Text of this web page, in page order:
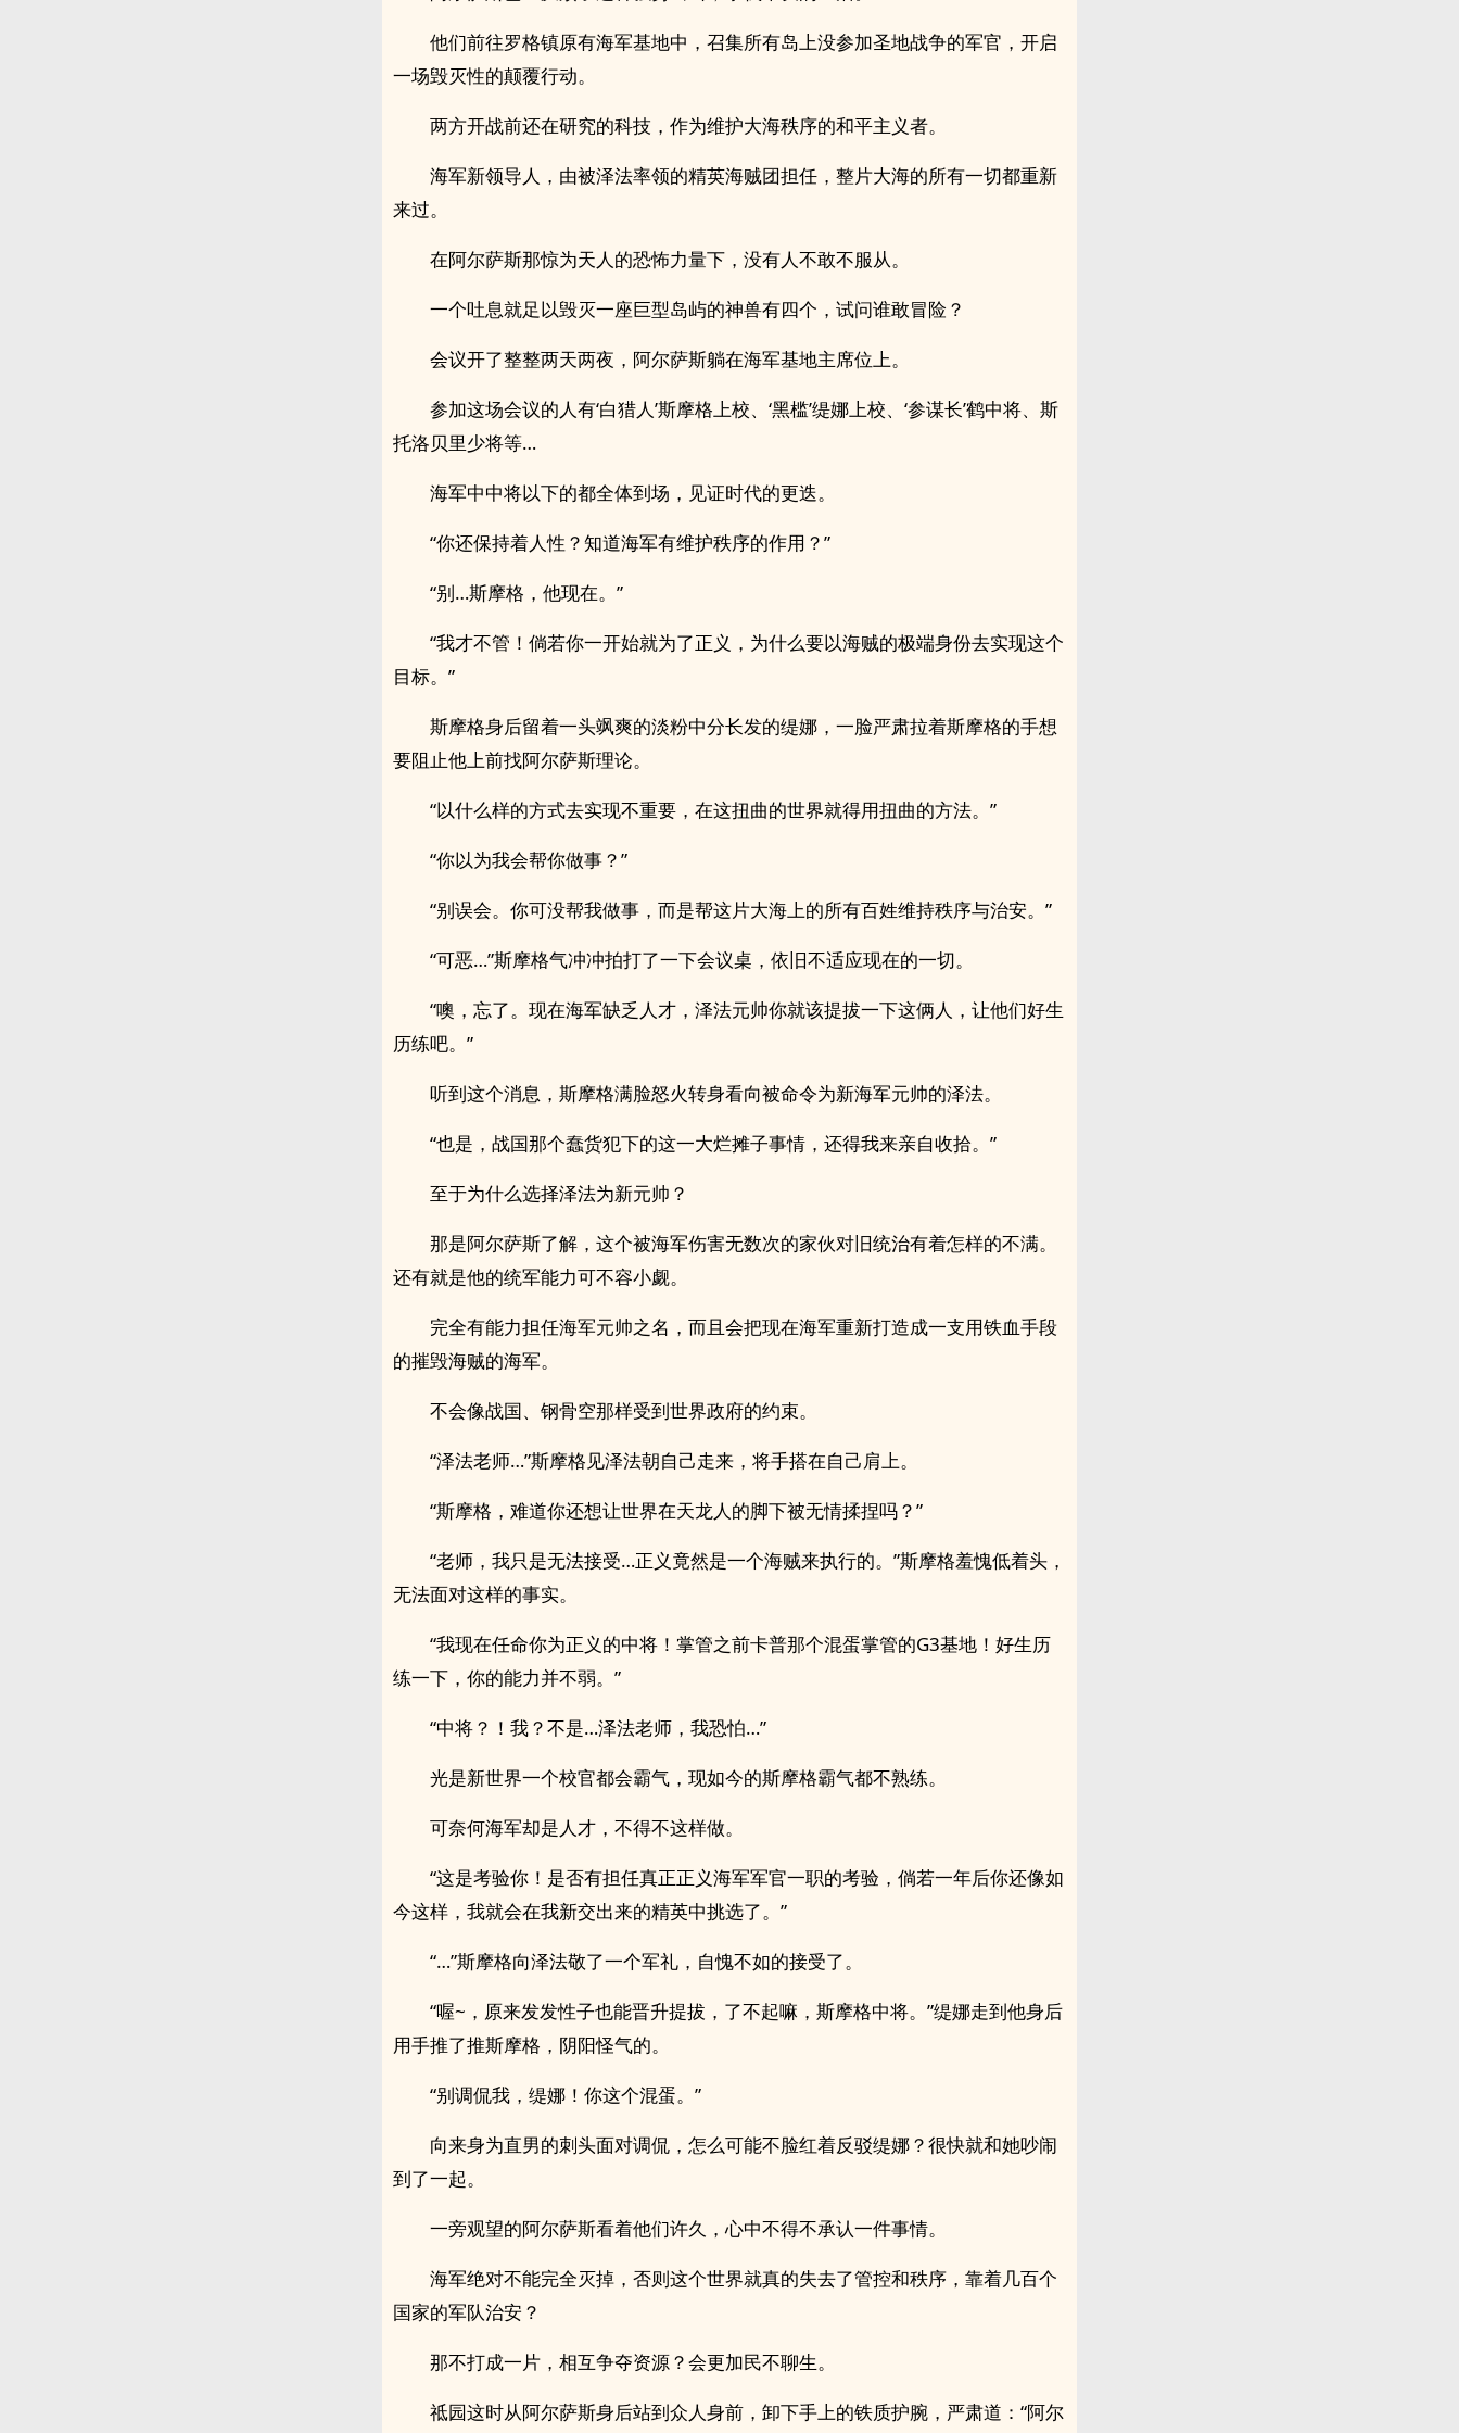
他们前往罗格镇原有海军基地中，召集所有岛上没参加圣地战争的军官，开启
一场毁灭性的颠覆行动。
两方开战前还在研究的科技，作为维护大海秩序的和平主义者。
海军新领导人，由被泽法率领的精英海贼团担任，整片大海的所有一切都重新
来过。
在阿尔萨斯那惊为天人的恐怖力量下，没有人不敢不服从。
一个吐息就足以毁灭一座巨型岛屿的神兽有四个，试问谁敢冒险？
会议开了整整两天两夜，阿尔萨斯躺在海军基地主席位上。
参加这场会议的人有‘白猎人’斯摩格上校、‘黑槛’缇娜上校、‘参谋长’鹤中将、斯
托洛贝里少将等…
海军中中将以下的都全体到场，见证时代的更迭。
“你还保持着人性？知道海军有维护秩序的作用？”
“别…斯摩格，他现在。”
“我才不管！倘若你一开始就为了正义，为什么要以海贼的极端身份去实现这个
目标。”
斯摩格身后留着一头飒爽的淡粉中分长发的缇娜，一脸严肃拉着斯摩格的手想
要阻止他上前找阿尔萨斯理论。
“以什么样的方式去实现不重要，在这扭曲的世界就得用扭曲的方法。”
“你以为我会帮你做事？”
“别误会。你可没帮我做事，而是帮这片大海上的所有百姓维持秩序与治安。”
“可恶…”斯摩格气冲冲拍打了一下会议桌，依旧不适应现在的一切。
“噢，忘了。现在海军缺乏人才，泽法元帅你就该提拔一下这俩人，让他们好生
历练吧。”
听到这个消息，斯摩格满脸怒火转身看向被命令为新海军元帅的泽法。
“也是，战国那个蠢货犯下的这一大烂摊子事情，还得我来亲自收拾。”
至于为什么选择泽法为新元帅？
那是阿尔萨斯了解，这个被海军伤害无数次的家伙对旧统治有着怎样的不满。
还有就是他的统军能力可不容小觑。
完全有能力担任海军元帅之名，而且会把现在海军重新打造成一支用铁血手段
的摧毁海贼的海军。
不会像战国、钢骨空那样受到世界政府的约束。
“泽法老师…”斯摩格见泽法朝自己走来，将手搭在自己肩上。
“斯摩格，难道你还想让世界在天龙人的脚下被无情揉捏吗？”
“老师，我只是无法接受…正义竟然是一个海贼来执行的。”斯摩格羞愧低着头，
无法面对这样的事实。
“我现在任命你为正义的中将！掌管之前卡普那个混蛋掌管的G3基地！好生历
练一下，你的能力并不弱。”
“中将？！我？不是…泽法老师，我恐怕…”
光是新世界一个校官都会霸气，现如今的斯摩格霸气都不熟练。
可奈何海军却是人才，不得不这样做。
“这是考验你！是否有担任真正正义海军军官一职的考验，倘若一年后你还像如
今这样，我就会在我新交出来的精英中挑选了。”
“…”斯摩格向泽法敬了一个军礼，自愧不如的接受了。
“喔~，原来发发性子也能晋升提拔，了不起嘛，斯摩格中将。”缇娜走到他身后
用手推了推斯摩格，阴阳怪气的。
“别调侃我，缇娜！你这个混蛋。”
向来身为直男的刺头面对调侃，怎么可能不脸红着反驳缇娜？很快就和她吵闹
到了一起。
一旁观望的阿尔萨斯看着他们许久，心中不得不承认一件事情。
海军绝对不能完全灭掉，否则这个世界就真的失去了管控和秩序，靠着几百个
国家的军队治安？
那不打成一片，相互争夺资源？会更加民不聊生。
祗园这时从阿尔萨斯身后站到众人身前，卸下手上的铁质护腕，严肃道：“阿尔